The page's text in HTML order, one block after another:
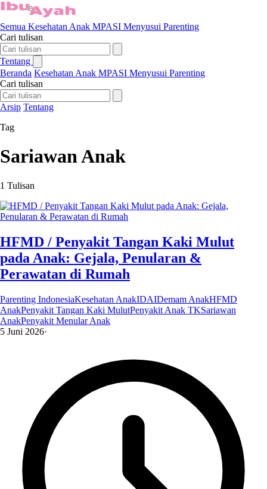
Semua Kesehatan Anak MPASI Menyusui Parenting
Cari tulisan
Tentang
Beranda Kesehatan Anak MPASI Menyusui Parenting
Cari tulisan
Arsip Tentang
Tag
Sariawan Anak
1 Tulisan
HFMD / Penyakit Tangan Kaki Mulut
pada Anak: Gejala, Penularan &
Perawatan di Rumah
Parenting IndonesiaKesehatan AnakIDAIDemam AnakHFMD
AnakPenyakit Tangan Kaki MulutPenyakit Anak TKSariawan
AnakPenyakit Menular Anak
5 Juni 2026·